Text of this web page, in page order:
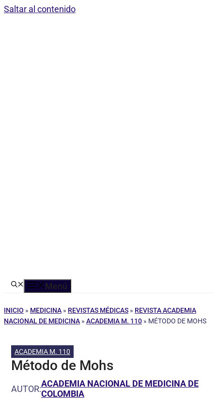
Saltar al contenido
Menú
INICIO » MEDICINA » REVISTAS MÉDICAS » REVISTA ACADEMIA
NACIONAL DE MEDICINA » ACADEMIA M. 110 » MÉTODO DE MOHS
ACADEMIA M. 110
Método de Mohs
AUTOR:ACADEMIA NACIONAL DE MEDICINA DE
COLOMBIA